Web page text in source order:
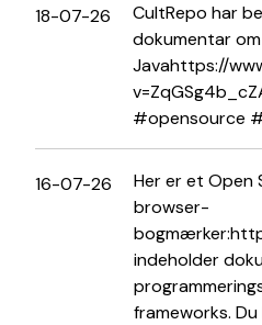
18-07-26
CultRepo har
dokumentar om
Javahttps://
#opensource
16-07-26
Her er et Open
browser-
indeholder
frameworks.